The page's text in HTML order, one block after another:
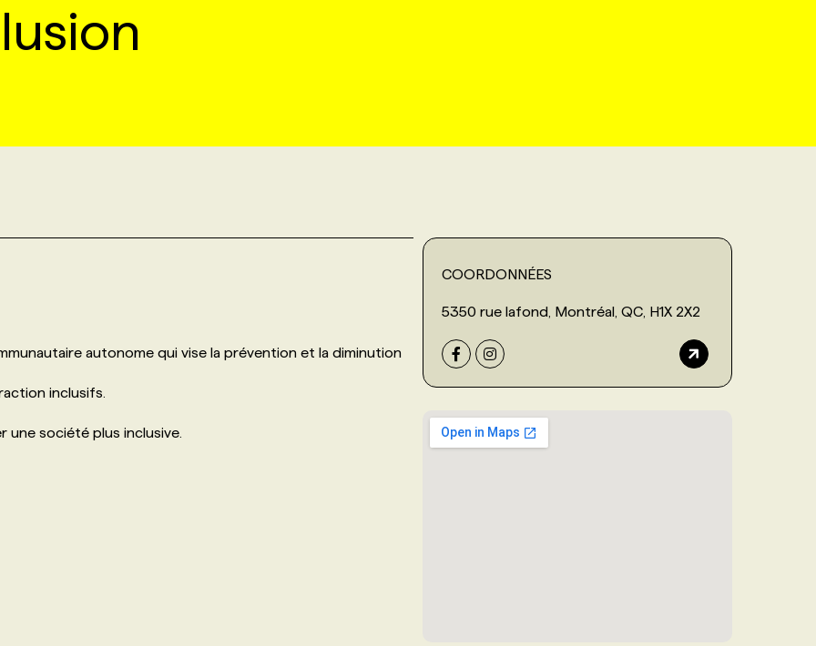
autonome qui vise la prévention et la diminution
inclusifs.
société plus inclusive.
COORDONNÉES
5350 rue lafond, Montréal, QC, H1X 2X2